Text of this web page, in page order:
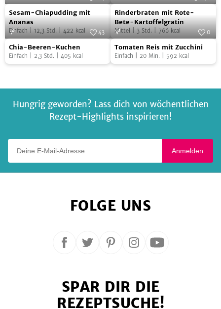
mit
cremiger
Austernpilzsauce
Minze
Sesam-
Chiapudding
mit
Ananas
Foto: SevenCooks
Sesam-Chiapudding mit
Ananas
Einfach 12,3 Std. 422 kcal
Rinderbraten
mit
Rote-
Bete-
Kartoffelgratin
Foto:
Rinderbraten mit Rote-
Bete-Kartoffelgratin
Mittel 3 Std. 766 kcal
Chia-
Beeren-
Kuchen
Foto:
43
Chia-Beeren-Kuchen
Einfach 2,3 Std. 405 kcal
Tomaten
Reis
mit
Foto: SevenCooks
0
Tomaten Reis mit Zucchini
Einfach 20 Min. 592 kcal
Hungrig geworden? Lass dich von wöchentlichen
Rezept-Highlights inspirieren!
Anmelden
FOLGE UNS
Folge
Facebook
Folge
Twitter
Folge
Pinterest
Folge
Instagram
Folge
YouTube
SPAR DIR DIE
REZEPTSUCHE!